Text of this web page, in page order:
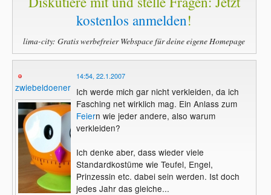
kostenlos anmelden!
lima-city: Gratis werbefreier Webspace für deine eigene Homepage
zwiebeldoener
14:54, 22.1.2007
Ich werde mich gar nicht verkleiden, da ich
Fasching net wirklich mag. Ein Anlass zum
Feiern wie jeder andere, also warum
verkleiden?
Ich denke aber, dass wieder viele
Standardkostüme wie Teufel, Engel,
Prinzessin etc. dabei sein werden. Ist doch
jedes Jahr das gleiche...